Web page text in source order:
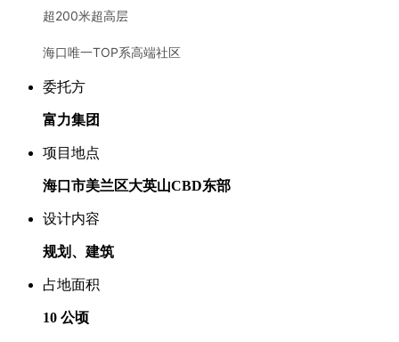
超200米超高层
海口唯一TOP系高端社区
委托方
富力集团
项目地点
海口市美兰区大英山CBD东部
设计内容
规划、建筑
占地面积
10 公顷